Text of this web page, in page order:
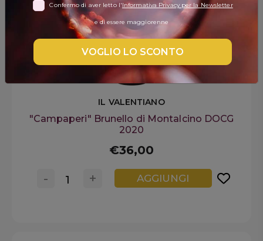
DISPENSA
TUTTO A
IL VALENTIANO
"Campaperi" Brunello di Montalcino DOCG
2020
€36,00
+
- AGGIUNGI
Confermo di aver letto l'Informativa Privacy per la Newsletter
e di essere maggiorenne
VOGLIO LO SCONTO